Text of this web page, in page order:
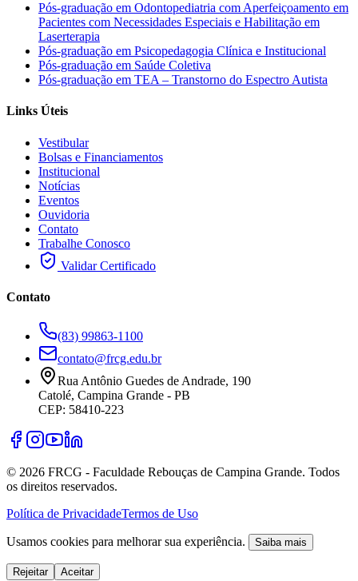
Pós-graduação em Odontopediatria com Aperfeiçoamento em
Pacientes com Necessidades Especiais e Habilitação em
Laserterapia
Pós-graduação em Psicopedagogia Clínica e Institucional
Pós-graduação em Saúde Coletiva
Pós-graduação em TEA – Transtorno do Espectro Autista
Links Úteis
Vestibular
Bolsas e Financiamentos
Institucional
Notícias
Eventos
Ouvidoria
Contato
Trabalhe Conosco
Validar Certificado
Contato
(83) 99863-1100
contato@frcg.edu.br
Rua Antônio Guedes de Andrade, 190
Catolé, Campina Grande - PB
CEP: 58410-223
© 2026 FRCG - Faculdade Rebouças de Campina Grande. Todos
os direitos reservados.
Política de PrivacidadeTermos de Uso
Usamos cookies para melhorar sua experiência. Saiba mais
Rejeitar Aceitar